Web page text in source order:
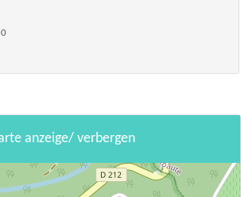
anzeige/ verbergen